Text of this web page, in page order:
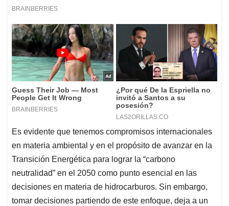
Es evidente que tenemos compromisos internacionales
en materia ambiental y en el propósito de avanzar en la
Transición Energética para lograr la “carbono
neutralidad” en el 2050 como punto esencial en las
decisiones en materia de hidrocarburos. Sin embargo,
tomar decisiones partiendo de este enfoque, deja a un